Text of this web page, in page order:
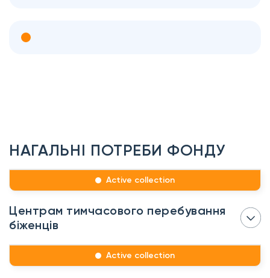
НАГАЛЬНІ ПОТРЕБИ ФОНДУ
Active collection
Центрам тимчасового перебування
біженців
Active collection